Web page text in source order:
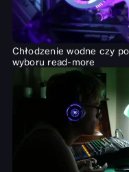
Chłodzenie wodne czy
wyboru read-more